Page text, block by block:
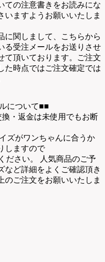
ての注意書きをお読みにな
いますようお願いいたしま
に関しまして、こちらから
る受注メールをお送りさせ
て頂いております。ご注文
た時点ではご注文確定では
について■■
・返金は未使用でもお断
ズがワンちゃんに合うか
しますので
ださい。 人気商品のご予
など詳細をよくご確認頂き
のご注文をお願いいたしま